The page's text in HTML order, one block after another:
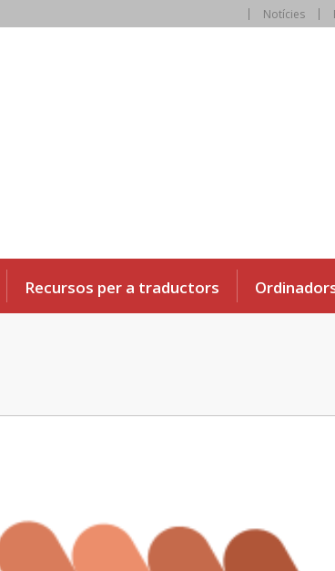
Notícies
Recursos per a traductors